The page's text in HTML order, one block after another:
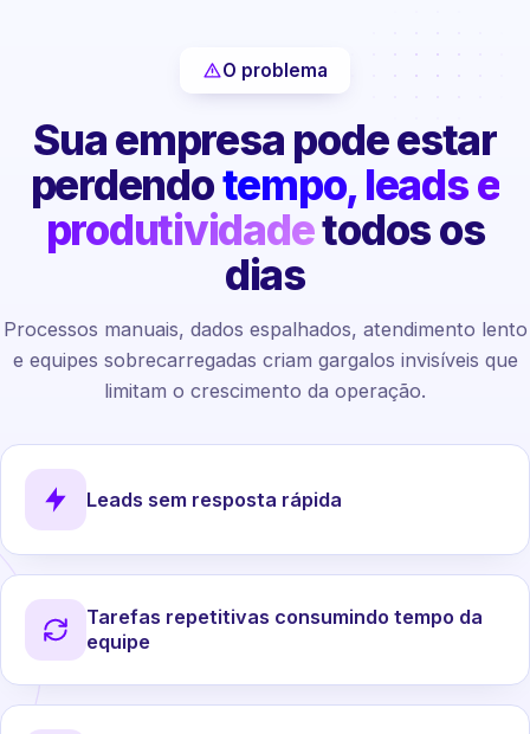
O problema
Sua empresa pode estar
perdendotempo, leads e
produtividadetodos os
dias
Processos manuais, dados espalhados, atendimento lento
e equipes sobrecarregadas criam gargalos invisíveis que
limitam o crescimento da operação.
Leads sem resposta rápida
Tarefas repetitivas consumindo tempo da
equipe